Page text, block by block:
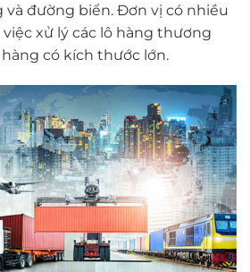
đường biển. Đơn vị có nhiều
xử lý các lô hàng thương
có kích thước lớn.